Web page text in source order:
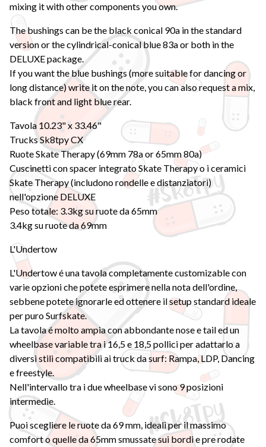
mixing it with other components you own.
The bushings can be the black conical 90a in the standard
version or the cylindrical-conical blue 83a or both in the
DELUXE package.
If you want the blue bushings (more suitable for dancing or
long distance) write it on the note, you can also request a mix,
black front and light blue rear.
Tavola 10.23" x 33.46"
Trucks Sk8tpy CX
Ruote Skate Therapy (69mm 78a or 65mm 80a)
Cuscinetti con spacer integrato Skate Therapy o i ceramici
Skate Therapy (includono rondelle e distanziatori)
nell'opzione DELUXE
Peso totale: 3.3kg su ruote da 65mm
3.4kg su ruote da 69mm
L'Undertow
L'Undertow é una tavola completamente customizable con
varie opzioni che potete esprimere nella nota dell'ordine,
sebbene potete ignorarle ed ottenere il setup standard ideale
per puro Surfskate.
La tavola é molto ampia con abbondante nose e tail ed un
wheelbase variable tra i 16,5 e 18,5 pollici per adattarlo a
diversi stili compatibili ai truck da surf: Rampa, LDP, Dancing
e freestyle.
Nell'intervallo tra i due wheelbase vi sono 9 posizioni
intermedie.
Puoi scegliere le ruote da 69 mm, ideali per il massimo
comfort o quelle da 65mm smussate sui bordi e pre rodate